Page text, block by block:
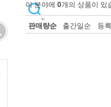
이 분야에 0개의 상품이 있
판매량순 출간일순 등